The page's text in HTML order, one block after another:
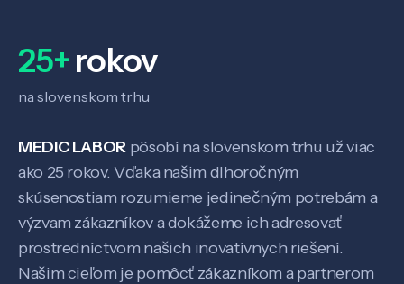
25+rokov
na slovenskom trhu
MEDIC LABOR pôsobí na slovenskom trhu už viac
ako 25 rokov. Vďaka našim dlhoročným
skúsenostiam rozumieme jedinečným potrebám a
výzvam zákazníkov a dokážeme ich adresovať
prostredníctvom našich inovatívnych riešení.
Našim cieľom je pomôcť zákazníkom a partnerom